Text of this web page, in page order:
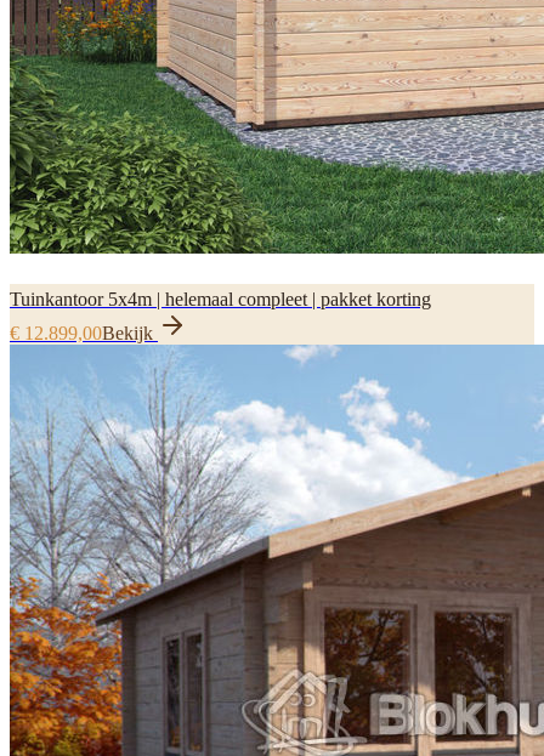
Tuinkantoor 5x4m | helemaal compleet | pakket korting
€ 12.899,00Bekijk